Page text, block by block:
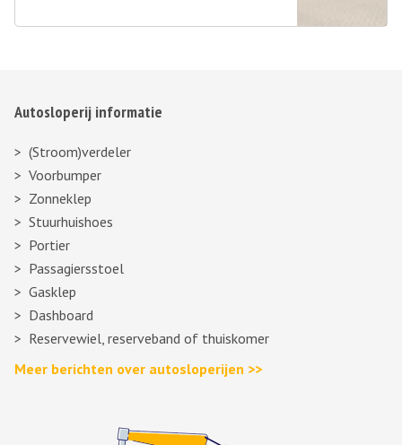
Autosloperij informatie
(Stroom)verdeler
Voorbumper
Zonneklep
Stuurhuishoes
Portier
Passagiersstoel
Gasklep
Dashboard
Reservewiel, reserveband of thuiskomer
Meer berichten over autosloperijen >>